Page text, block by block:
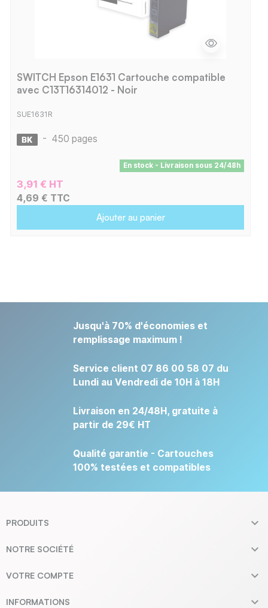
SWITCH Epson E1631 Cartouche compatible
avec C13T16314012 - Noir
SUE1631R
- 450 pages
En stock - Livraison sous 24/48h
3,91 € HT
4,69 € TTC
Ajouter au panier
Jusqu'à 70% d'économies et
remplissage maximum !
Service client 07 86 00 58 07 du
Lundi au Vendredi de 10H à 18H
Livraison en 24/48H, gratuite à
partir de 29€ HT
Qualité garantie - Cartouches
100% testées et compatibles
PRODUITS 
NOTRE SOCIÉTÉ 
VOTRE COMPTE 
INFORMATIONS 